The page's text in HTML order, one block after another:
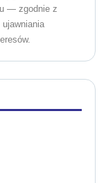
— zgodnie z